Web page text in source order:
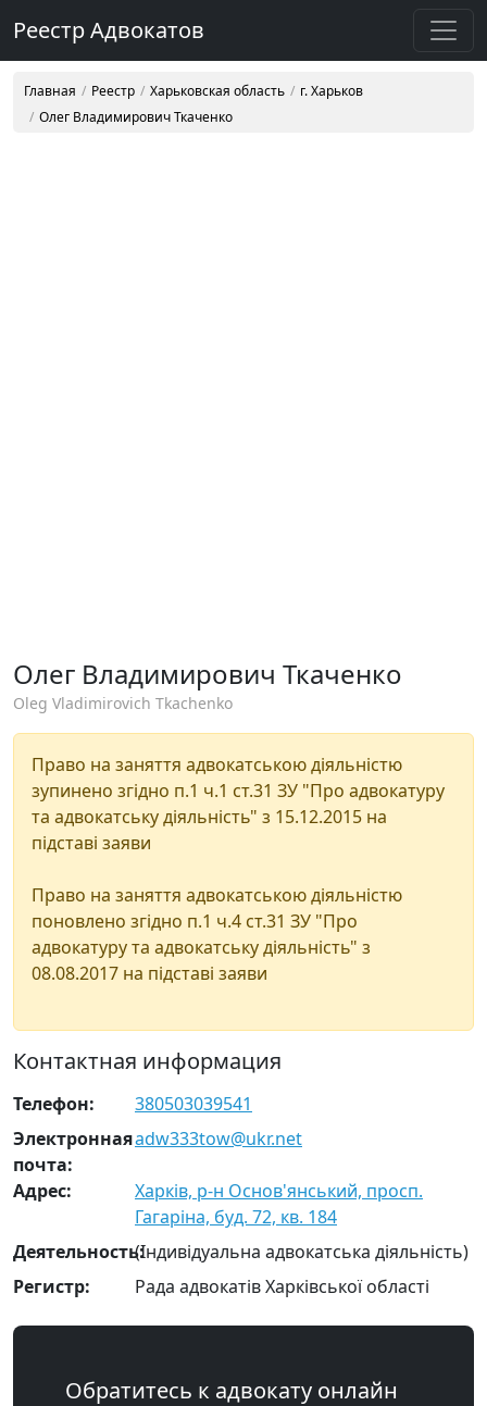
Реестр Адвокатов
Главная Реестр Харьковская область
г. Харьков
Олег Владимирович Ткаченко
Олег Владимирович Ткаченко
Oleg Vladimirovich Tkachenko
Право на заняття адвокатською діяльністю
зупинено згідно п.1 ч.1 ст.31 ЗУ "Про адвокатуру
та адвокатську діяльність" з 15.12.2015 на
підставі заяви
Право на заняття адвокатською діяльністю
поновлено згідно п.1 ч.4 ст.31 ЗУ "Про
адвокатуру та адвокатську діяльність" з
08.08.2017 на підставі заяви
Контактная информация
Телефон:
380503039541
Электронная
почта:
adw333tow@ukr.net
Адрес:
Харків, р-н Основ'янський, просп.
Гагаріна, буд. 72, кв. 184
Деятельность:(Індивідуальна адвокатська діяльність)
Регистр:
Рада адвокатів Харківської області
Обратитесь к адвокату онлайн